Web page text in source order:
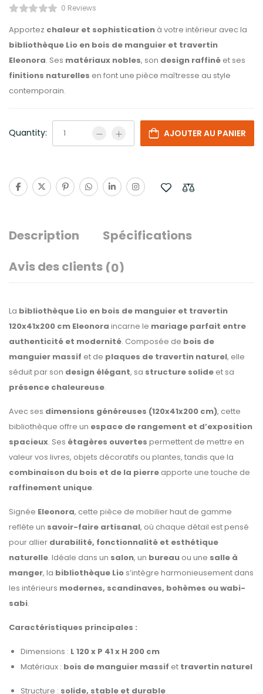
0 Reviews
Apportez chaleur et sophistication à votre intérieur avec la
bibliothèque Lio en bois de manguier et travertin
Eleonora. Ses matériaux nobles, son design raffiné et ses
finitions naturelles en font une pièce maîtresse au style
contemporain.
Quantity: AJOUTER AU PANIER
Description
Spécifications
Avis des clients (0)
La bibliothèque Lio en bois de manguier et travertin
120x41x200 cm Eleonora incarne le mariage parfait entre
authenticité et modernité. Composée de bois de
manguier massif et de plaques de travertin naturel, elle
séduit par son design élégant, sa structure solide et sa
présence chaleureuse.
Avec ses dimensions généreuses (120x41x200 cm), cette
bibliothèque offre un espace de rangement et d’exposition
spacieux. Ses étagères ouvertes permettent de mettre en
valeur vos livres, objets décoratifs ou plantes, tandis que la
combinaison du bois et de la pierre apporte une touche de
raffinement unique.
Signée Eleonora, cette pièce de mobilier haut de gamme
reflète un savoir-faire artisanal, où chaque détail est pensé
pour allier durabilité, fonctionnalité et esthétique
naturelle. Idéale dans un salon, un bureau ou une salle à
manger, la bibliothèque Lio s’intègre harmonieusement dans
les intérieurs modernes, scandinaves, bohèmes ou wabi-
sabi.
Caractéristiques principales :
Dimensions : L 120 x P 41 x H 200 cm
Matériaux : bois de manguier massif et travertin naturel
Structure : solide, stable et durable